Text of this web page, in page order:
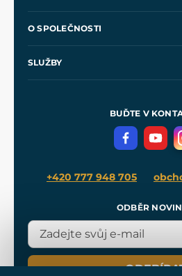
Velkoobchod
O SPOLEČNOSTI
SLUŽBY
Meče pro Kingdom Come
BUĎTE V
+420 777 948 705
ODBĚR